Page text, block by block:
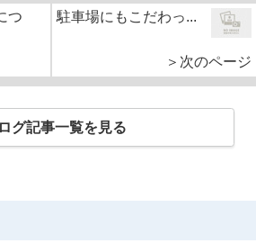
つ
駐車場にもこだわっ...
＞次のページ
グ記事一覧を見る